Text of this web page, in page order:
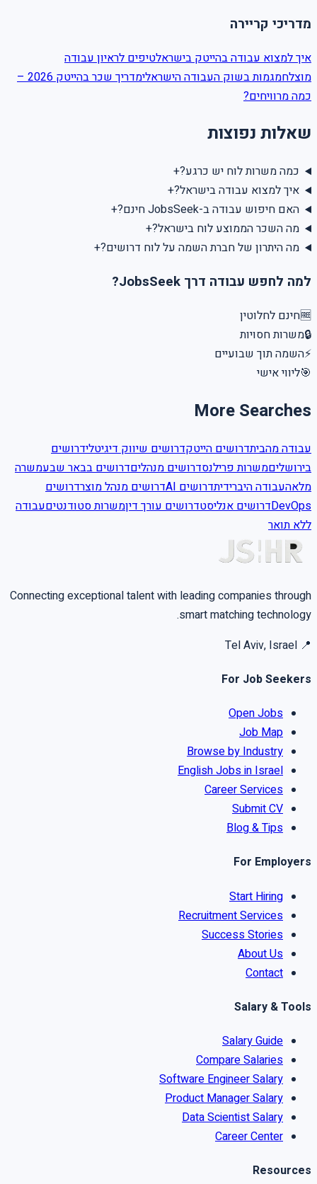
מדריכי קריירה
איך למצוא עבודה בהייטק בישראלטיפים לראיון עבודה
מוצלחמגמות בשוק העבודה הישראלי
מדריך שכר בהייטק 2026 –
כמה מרוויחים?
שאלות נפוצות
כמה משרות לוח יש כרגע?+
איך למצוא עבודה בישראל?+
האם חיפוש עבודה ב-JobsSeek חינם?
+
מה השכר הממוצע לוח בישראל?+
מה היתרון של חברת השמה על לוח דרושים?+
למה לחפש עבודה דרך JobsSeek?
🆓חינם לחלוטין
🔒משרות חסויות
⚡השמה תוך שבועיים
🎯ליווי אישי
More Searches
עבודה מהביתדרושים הייטקדרושים שיווק דיגיטלידרושים
בירושליםמשרות פרילנסדרושים מנהליםדרושים בבאר שבעמשרה
מלאהעבודה היברידיתדרושים AI דרושים מנהל מוצרדרושים
DevOpsדרושים אנליסטדרושים עורך דיןמשרות סטודנטיםעבודה
ללא תואר
Connecting exceptional talent with leading companies through
smart matching technology.
📍
Tel Aviv, Israel
For Job Seekers
Open Jobs
Job Map
Browse by Industry
English Jobs in Israel
Career Services
Submit CV
Blog & Tips
For Employers
Start Hiring
Recruitment Services
Success Stories
About Us
Contact
Salary & Tools
Salary Guide
Compare Salaries
Software Engineer Salary
Product Manager Salary
Data Scientist Salary
Career Center
Resources